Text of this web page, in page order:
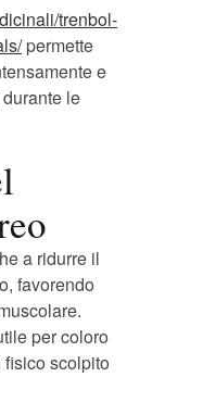
trenbol-
permette
e
le
a ridurre il
favorendo
per coloro
scolpito